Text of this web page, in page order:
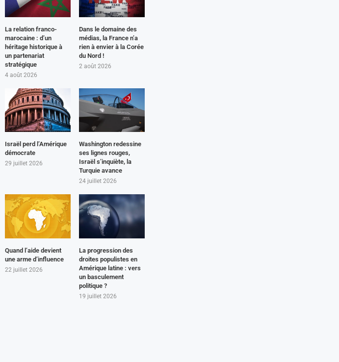
La relation franco-
marocaine : d’un
héritage historique à
un partenariat
stratégique
4 août 2026
Dans le domaine des
médias, la France n’a
rien à envier à la Corée
du Nord !
2 août 2026
Israël perd l’Amérique
démocrate
29 juillet 2026
Washington redessine
ses lignes rouges,
Israël s’inquiète, la
Turquie avance
24 juillet 2026
Quand l’aide devient
une arme d’influence
22 juillet 2026
La progression des
droites populistes en
Amérique latine : vers
un basculement
politique ?
19 juillet 2026